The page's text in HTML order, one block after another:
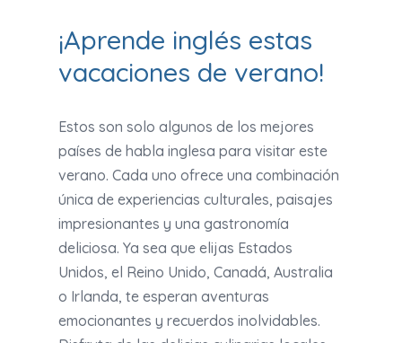
¡Aprende inglés estas
vacaciones de verano!
Estos son solo algunos de los mejores
países de habla inglesa para visitar este
verano. Cada uno ofrece una combinación
única de experiencias culturales, paisajes
impresionantes y una gastronomía
deliciosa. Ya sea que elijas Estados
Unidos, el Reino Unido, Canadá, Australia
o Irlanda, te esperan aventuras
emocionantes y recuerdos inolvidables.